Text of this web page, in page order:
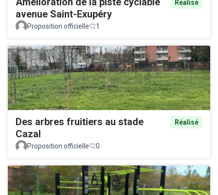
avenue Saint-Exupéry
Réalisé
Proposition officielle 1
Des arbres fruitiers au stade
Cazal
Réalisé
Proposition officielle 0